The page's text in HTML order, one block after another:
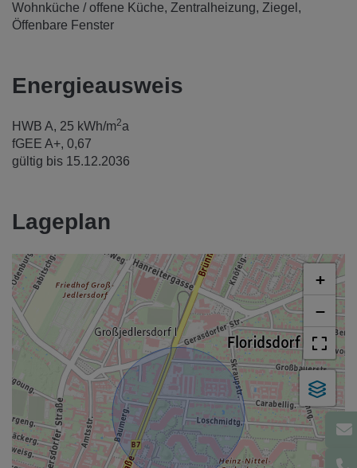
Wohnküche / offene Küche Zentralheizung Ziegel
Öffenbare Fenster
Energieausweis
HWB A, 25 kWh/m2a
fGEE A+, 0,67
gültig bis 15.12.2036
Lageplan
+
−